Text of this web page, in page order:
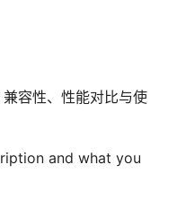
容性、性能对比与使
and what you